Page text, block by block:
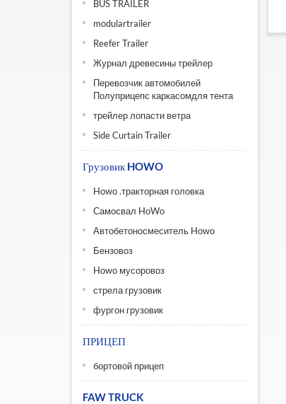
BUS TRAILER
modulartrailer
Reefer Trailer
Журнал древесины трейлер
Перевозчик автомобилей
Полуприцепс каркасомдля тента
трейлер лопасти ветра
Side Curtain Trailer
Грузовик HOWO
Howo .тракторная головка
Самосвал HoWo
Автобетоносмеситель Howo
Бензовоз
Howo мусоровоз
стрела грузовик
фургон грузовик
ПРИЦЕП
бортовой прицеп
FAW TRUCK